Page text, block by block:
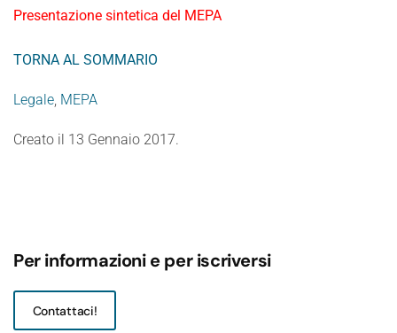
Presentazione sintetica del MEPA
TORNA AL SOMMARIO
Legale, MEPA
Creato il 13 Gennaio 2017.
Per informazioni e per iscriversi
Contattaci!